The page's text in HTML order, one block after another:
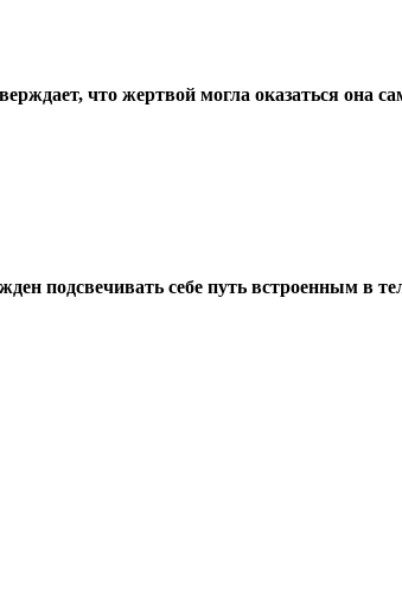
что жертвой могла оказаться она
подсвечивать себе путь встроенным в